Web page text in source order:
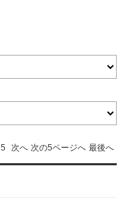
5 次へ 次の5ページへ 最後へ